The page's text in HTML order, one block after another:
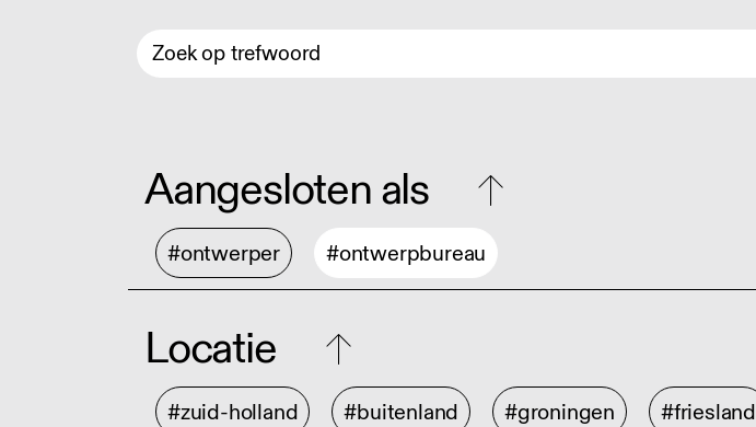
Aangesloten als
#ontwerper #ontwerpbureau
Locatie
#zuid-holland #buitenland #groningen #friesland